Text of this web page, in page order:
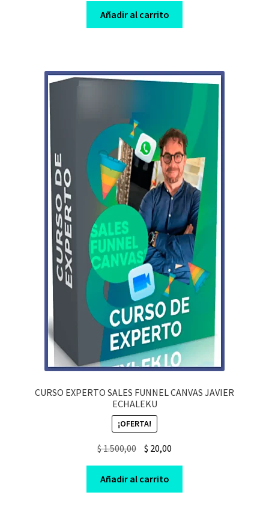
was:
$ 280,00.
is:
$ 20,00.
Añadir al carrito
CURSO EXPERTO SALES FUNNEL CANVAS JAVIER
ECHALEKU
¡OFERTA!
$1.500,00
Original
price
was:
$ 1.500,00.
$ 20,00Current
price
$ 20,00.
Añadir al carrito